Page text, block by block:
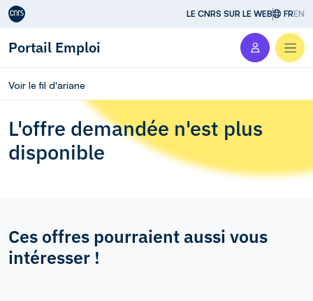
Aller au contenu LE CNRS SUR LE WEB FREN
Portail Emploi
Voir le fil d'ariane
L'offre demandée n'est plus
disponible
Ces offres pourraient aussi vous
intéresser !